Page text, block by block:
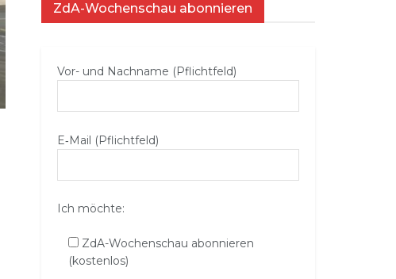
ZdA-Wochenschau abonnieren
Vor- und Nachname (Pflichtfeld)
E‑Mail (Pflichtfeld)
Ich möchte:
ZdA-Wochenschau abonnieren
(kostenlos)